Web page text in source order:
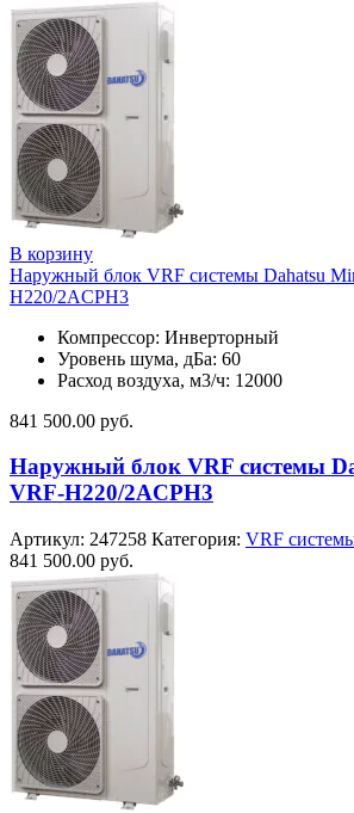
В корзину
Наружный блок VRF системы Dahatsu
H220/2ACPH3
Компрессор: Инверторный
Уровень шума, дБа: 60
Расход воздуха, м3/ч: 12000
841 500.00 руб.
Наружный блок VRF системы
VRF-H220/2ACPH3
Артикул: 247258 Категория: VRF
841 500.00 руб.